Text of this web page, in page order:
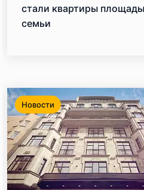
стали квартиры
семьи
Новости